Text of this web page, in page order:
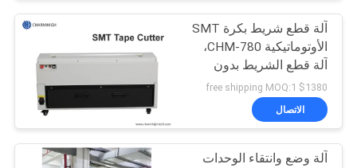
مراقبة
الجودة
اتصل
بنا
طابعة استنسل
23
آلة قطع شريط بكرة SMT
الأوتوماتيكية CHM-780،
آلة قطع الشريط بدون
استخدام اليدين لآلة
الالتقاط والوضع SMT
$1380 free shipping MOQ:1
الاتصال
آلة وضع وانتقاء الوحدات